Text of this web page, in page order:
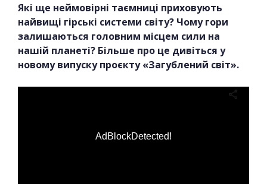
Які ще неймовірні таємниці приховують
найвищі гірські системи світу? Чому гори
залишаються головним місцем сили на
нашій планеті? Більше про це дивіться у
новому випуску проєкту «Загублений світ».
AdBlockDetected!